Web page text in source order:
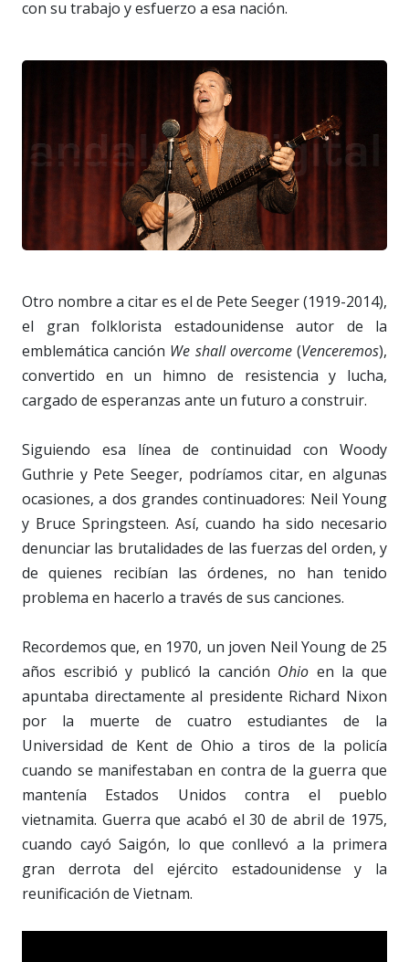
con su trabajo y esfuerzo a esa nación.
Otro nombre a citar es el de Pete Seeger (1919-2014),
el gran folklorista estadounidense autor de la
emblemática canción We shall overcome(Venceremos),
convertido en un himno de resistencia y lucha,
cargado de esperanzas ante un futuro a construir.
Siguiendo esa línea de continuidad con Woody
Guthrie y Pete Seeger, podríamos citar, en algunas
ocasiones, a dos grandes continuadores: Neil Young
y Bruce Springsteen. Así, cuando ha sido necesario
denunciar las brutalidades de las fuerzas del orden, y
de quienes recibían las órdenes, no han tenido
problema en hacerlo a través de sus canciones.
Recordemos que, en 1970, un joven Neil Young de 25
años escribió y publicó la canción Ohio en la que
apuntaba directamente al presidente Richard Nixon
por la muerte de cuatro estudiantes de la
Universidad de Kent de Ohio a tiros de la policía
cuando se manifestaban en contra de la guerra que
mantenía Estados Unidos contra el pueblo
vietnamita. Guerra que acabó el 30 de abril de 1975,
cuando cayó Saigón, lo que conllevó a la primera
gran derrota del ejército estadounidense y la
reunificación de Vietnam.